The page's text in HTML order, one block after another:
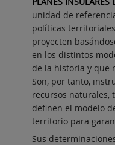
unidad de
políticas
proyecten
en los distintos
de la historia y que
Son, por tanto,
recursos naturales,
definen el modelo
territorio para
Sus